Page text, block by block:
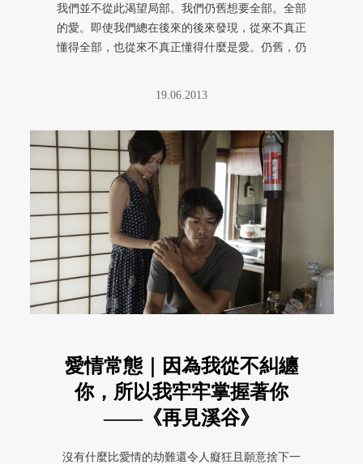
我們並不從此渴望局部。我們仍舊想要全部。全部
的愛。即使我們總在後來的後來發現，從來不真正
懂得全部，也從來不真正懂得什麼是愛。仍舊，仍
19.06.2013
愛情常態｜因為我從不糾纏
你，所以我牢牢掌握著你
——《再見溪谷》
沒有什麼比愛情的劫難還令人癡狂且願意捨下一